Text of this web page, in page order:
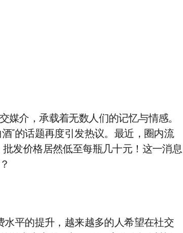
媒介，承载着无数人们的记忆与情感。
”的话题再度引发热议。最近，圈内流
发价格居然低至每瓶几十元！这一消息
水平的提升，越来越多的人希望在社交